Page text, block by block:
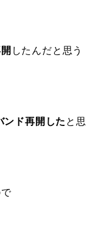
したんだと思う
ンド再開した と思